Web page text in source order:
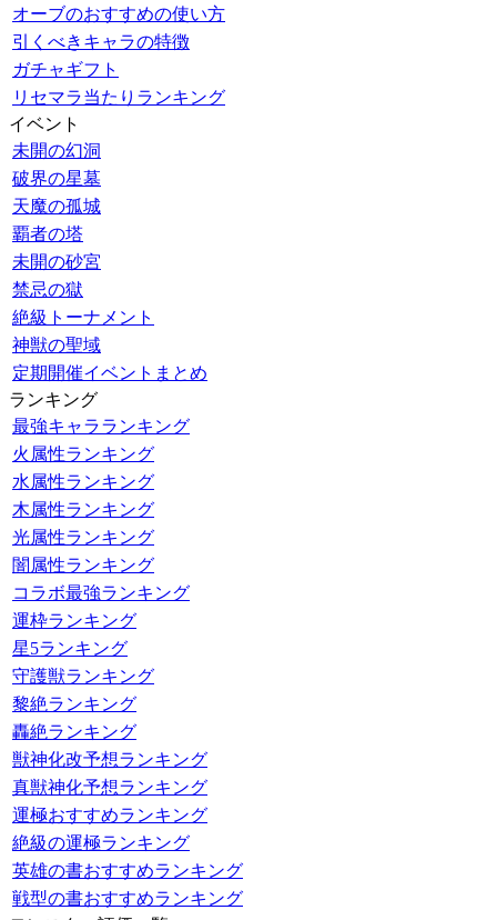
オーブのおすすめの使い方
引くべきキャラの特徴
ガチャギフト
リセマラ当たりランキング
イベント
未開の幻洞
破界の星墓
天魔の孤城
覇者の塔
未開の砂宮
禁忌の獄
絶級トーナメント
神獣の聖域
定期開催イベントまとめ
ランキング
最強キャラランキング
火属性ランキング
水属性ランキング
木属性ランキング
光属性ランキング
闇属性ランキング
コラボ最強ランキング
運枠ランキング
星5ランキング
守護獣ランキング
黎絶ランキング
轟絶ランキング
獣神化改予想ランキング
真獣神化予想ランキング
運極おすすめランキング
絶級の運極ランキング
英雄の書おすすめランキング
戦型の書おすすめランキング